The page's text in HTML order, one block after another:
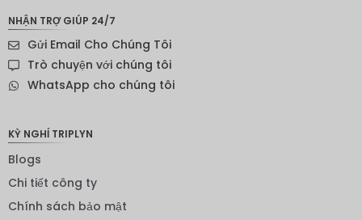
Đô la
New
Zealand
NHẬN TRỢ GIÚP 24/7
Gửi Email Cho Chúng Tôi
Trò chuyện với chúng tôi
WhatsApp cho chúng tôi
KỲ NGHỈ TRIPLYN
Blogs
Chi tiết công ty
Chính sách bảo mật